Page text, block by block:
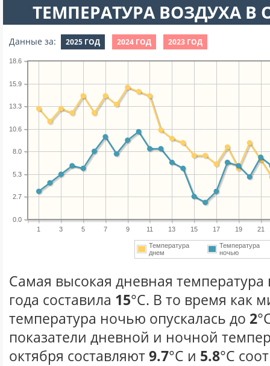
ТЕМПЕРАТУРА ВОЗДУХА В
Данные за: 2025 ГОД 2024 ГОД 2023 ГОД
1 3 5 7 9 11 13 15 17 19 21
0.0
2.7
5.3
8.0
10.6
13.3
15.9
18.6
Температура
днем
Температура
ночью
Самая высокая дневная температура
года составила 15°С. В то время как
температура ночью опускалась до 2
показатели дневной и ночной
октября составляют9.7°С и 5.8°С